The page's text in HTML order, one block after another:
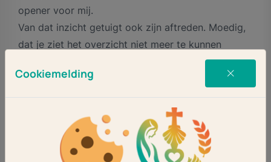
Cookiemelding
opener voor mij.
Van dat inzicht getuigt ook zijn aftreden. Moedig,
dat je ziet het overzicht niet meer te kunnen
houden, en er niet meer zelf op te kunnen sturen in
belang van allen. Dat hij van aangezicht tot
aangezicht onze Heer ziet, in onbeschrijfelijke